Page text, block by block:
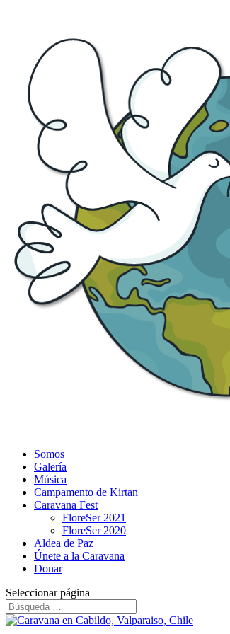
Somos
Galería
Música
Campamento de Kirtan
Caravana Fest
FloreSer 2021
FloreSer 2020
Aldea de Paz
Únete a la Caravana
Donar
Seleccionar página